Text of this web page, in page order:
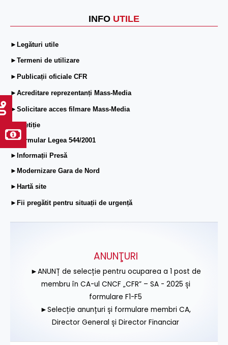
INFO UTILE
►Legături utile
►Termeni de utilizare
►Publicații oficiale CFR
►Acreditare reprezentanți Mass-Media
►Solicitare acces filmare Mass-Media
►ePetiție
►Formular Legea 544/2001
►Informații Presă
►Modernizare Gara de Nord
►Hartă site
►Fii pregătit pentru situații de urgență
ANUNŢURI
►ANUNȚ de selecție pentru ocuparea a 1 post de
membru în CA-ul CNCF „CFR” – SA - 2025 și
formulare F1-F5
►Selecție anunțuri și formulare membri CA,
Director General și Director Financiar